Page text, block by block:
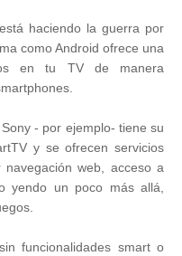
haciendo la guerra por
como Android ofrece una
en tu TV de manera
- por ejemplo- tiene su
y se ofrecen servicios
web, acceso a
yendo un poco más allá,
funcionalidades smart o